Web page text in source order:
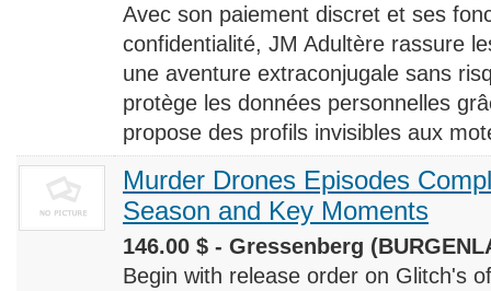
Avec son paiement discret et ses
confidentialité, JM Adultère rassure
une aventure extraconjugale sans
protège les données personnelles
propose des profils invisibles aux
Murder Drones Episodes
Season and Key Moments
146.00 $ - Gressenberg
Begin with release order on Glitch's